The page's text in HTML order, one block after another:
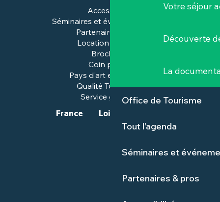
Votre séjour
Découverte
La
Office de Tourisme
Tout l'agenda
Séminaires et
Partenaires & pros
Accessibilité
Séminaires et événements pros
Partenaires & pros
Location de salles
Brochures
Coin presse
Pays d'art et d'histoire
Qualité Tourisme™
Service groupes
France
Loire-Atlantique